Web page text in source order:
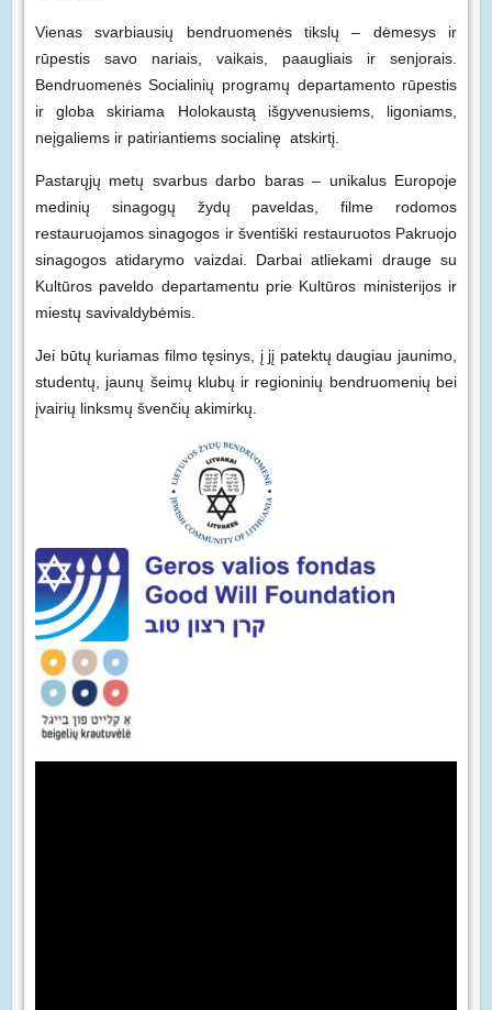
Vienas svarbiausių bendruomenės tikslų – dėmesys ir
rūpestis savo nariais, vaikais, paaugliais ir senjorais.
Bendruomenės Socialinių programų departamento rūpestis
ir globa skiriama Holokaustą išgyvenusiems, ligoniams,
neįgaliems ir patiriantiems socialinę atskirtį.
Pastarųjų metų svarbus darbo baras – unikalus Europoje
medinių sinagogų žydų paveldas, filme rodomos
restauruojamos sinagogos ir šventiški restauruotos Pakruojo
sinagogos atidarymo vaizdai. Darbai atliekami drauge su
Kultūros paveldo departamentu prie Kultūros ministerijos ir
miestų savivaldybėmis.
Jei būtų kuriamas filmo tęsinys, į jį patektų daugiau jaunimo,
studentų, jaunų šeimų klubų ir regioninių bendruomenių bei
įvairių linksmų švenčių akimirkų.